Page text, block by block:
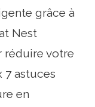
grâce à
Nest
réduire votre
7 astuces
en